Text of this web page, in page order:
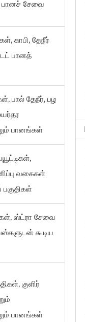
பானச் சேவை
காபி, தேநீர்
பானத்
பால் தேநீர், பழ
பானங்கள்
வகைகள்
பகுதிகள்
ஸ்ட்ரா சேவை
கூடிய
குளிர்
பானங்கள்